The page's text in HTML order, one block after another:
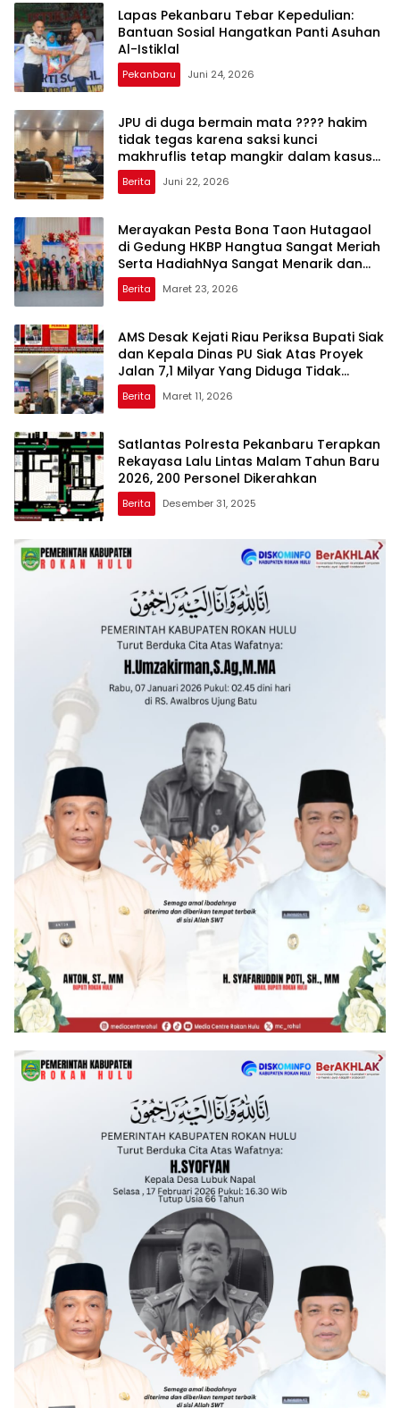
Lapas Pekanbaru Tebar Kepedulian:
Bantuan Sosial Hangatkan Panti Asuhan
Al-Istiklal
Pekanbaru Juni 24, 2026
JPU di duga bermain mata ???? hakim
tidak tegas karena saksi kunci
makhruflis tetap mangkir dalam kasus
korupsi SPRH rohil
Berita Juni 22, 2026
Merayakan Pesta Bona Taon Hutagaol
di Gedung HKBP Hangtua Sangat Meriah
Serta HadiahNya Sangat Menarik dan
Bagus
Berita Maret 23, 2026
AMS Desak Kejati Riau Periksa Bupati Siak
dan Kepala Dinas PU Siak Atas Proyek
Jalan 7,1 Milyar Yang Diduga Tidak
Sesuai Spek Standar SNI
Berita Maret 11, 2026
Satlantas Polresta Pekanbaru Terapkan
Rekayasa Lalu Lintas Malam Tahun Baru
2026, 200 Personel Dikerahkan
Berita Desember 31, 2025